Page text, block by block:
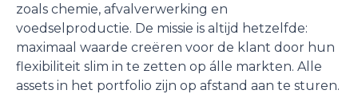
zoals chemie, afvalverwerking en
voedselproductie. De missie is altijd hetzelfde:
maximaal waarde creëren voor de klant door hun
flexibiliteit slim in te zetten op álle markten. Alle
assets in het portfolio zijn op afstand aan te sturen.